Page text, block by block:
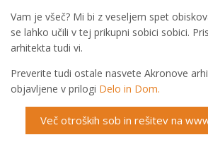
Vam je všeč? Mi bi z veseljem spet
se lahko učili v tej prikupni sobici sobici.
arhitekta tudi vi.
Preverite tudi ostale nasvete Akronove
objavljene v prilogi Delo in Dom.
Več otroških sob in rešitev na